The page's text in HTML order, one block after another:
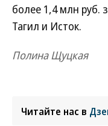
более 1,4 млн руб.
Тагил и Исток.
Полина Щуцкая
Читайте нас в